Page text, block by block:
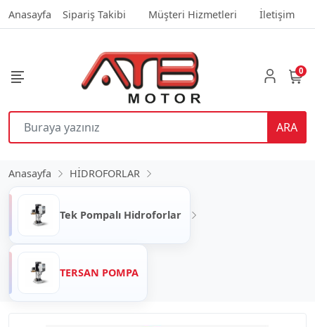
Anasayfa Sipariş Takibi Müşteri Hizmetleri İletişim
ARA
0
Anasayfa HİDROFORLAR
Tek Pompalı Hidroforlar
TERSAN POMPA